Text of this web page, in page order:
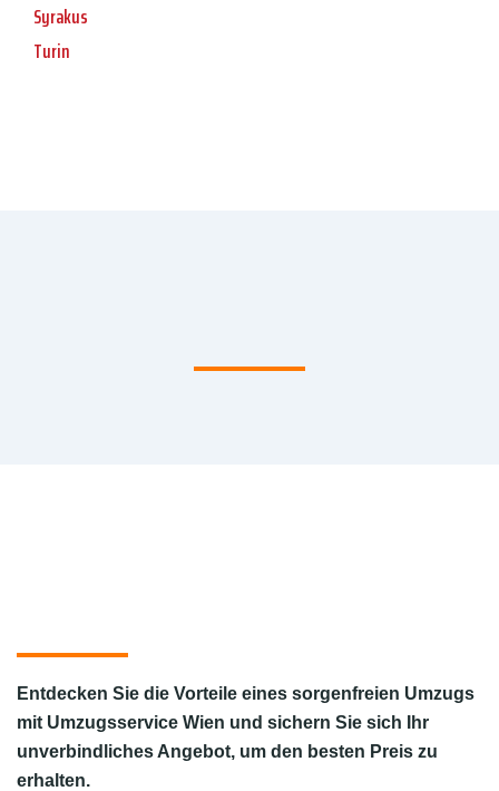
Syrakus
Turin
Entdecken Sie die Vorteile eines sorgenfreien Umzugs
mit Umzugsservice Wien und sichern Sie sich Ihr
unverbindliches Angebot, um den besten Preis zu
erhalten.